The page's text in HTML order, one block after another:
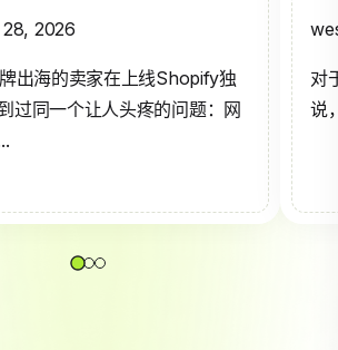
2026
出海的卖家在上线Shopify独
过同一个让人头疼的问题：网
对
说